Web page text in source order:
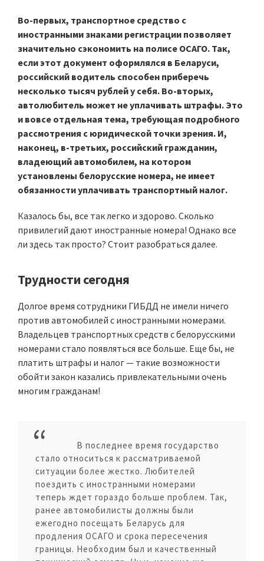
Во-первых, транспортное средство с
иностранными знаками регистрации позволяет
значительно сэкономить на полисе ОСАГО. Так,
если этот документ оформлялся в Беларуси,
российский водитель способен приберечь
несколько тысяч рублей у себя. Во-вторых,
автолюбитель может не уплачивать штрафы. Это
и вовсе отдельная тема, требующая подробного
рассмотрения с юридической точки зрения. И,
наконец, в-третьих, российский гражданин,
владеющий автомобилем, на котором
установлены белорусские номера, не имеет
обязанности уплачивать транспортный налог.
Казалось бы, все так легко и здорово. Сколько
привилегий дают иностранные номера! Однако все
ли здесь так просто? Стоит разобраться далее.
Трудности сегодня
Долгое время сотрудники ГИБДД не имели ничего
против автомобилей с иностранными номерами.
Владельцев транспортных средств с белорусскими
номерами стало появляться все больше. Еще бы, не
платить штрафы и налог — такие возможности
обойти закон казались привлекательными очень
многим гражданам!
В последнее время государство
стало относиться к рассматриваемой
ситуации более жестко. Любителей
поездить с иностранными номерами
теперь ждет гораздо больше проблем. Так,
ранее автомобилисты должны были
ежегодно посещать Беларусь для
продления ОСАГО и срока пересечения
границы. Необходим был и качественный